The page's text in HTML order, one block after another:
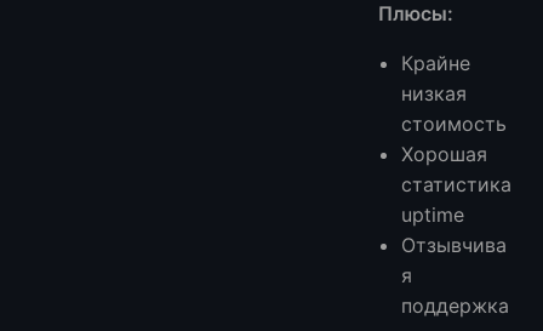
Плюсы:
Крайне
низкая
стоимость
Хорошая
статистика
uptime
Отзывчива
я
поддержка